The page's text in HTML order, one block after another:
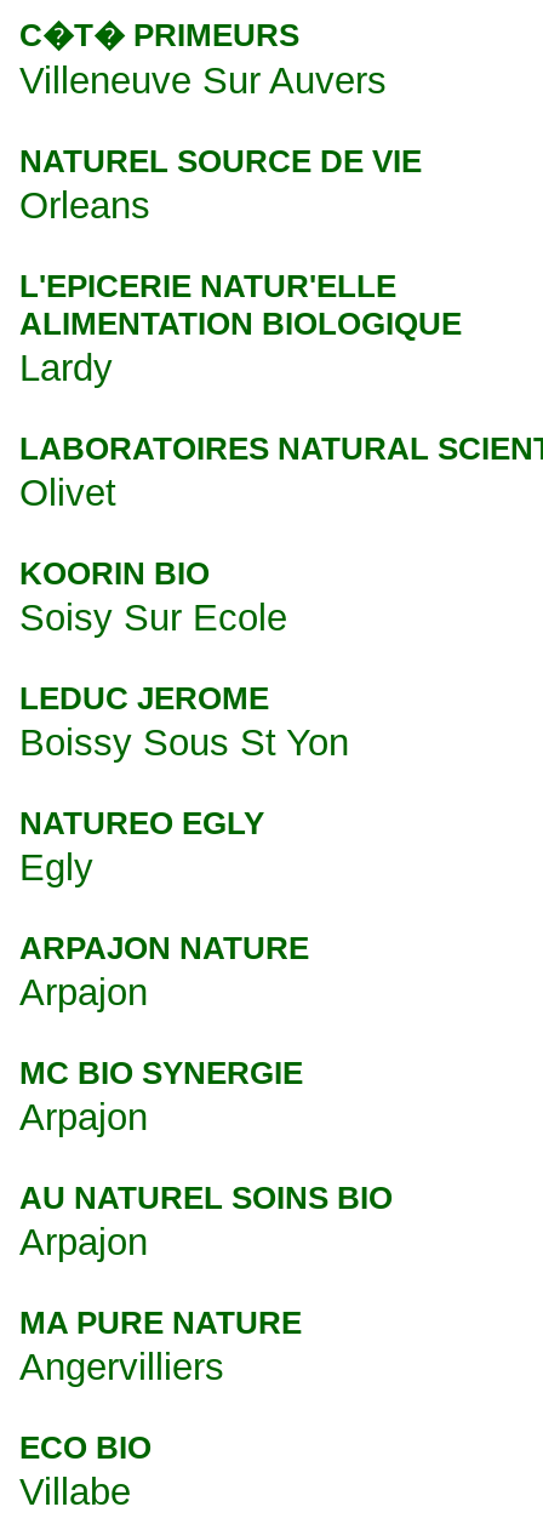
C�T� PRIMEURS
Villeneuve Sur Auvers
NATUREL SOURCE DE VIE
Orleans
L'EPICERIE NATUR'ELLE
ALIMENTATION BIOLOGIQUE
Lardy
LABORATOIRES NATURAL
Olivet
KOORIN BIO
Soisy Sur Ecole
LEDUC JEROME
Boissy Sous St Yon
NATUREO EGLY
Egly
ARPAJON NATURE
Arpajon
MC BIO SYNERGIE
Arpajon
AU NATUREL SOINS BIO
Arpajon
MA PURE NATURE
Angervilliers
ECO BIO
Villabe